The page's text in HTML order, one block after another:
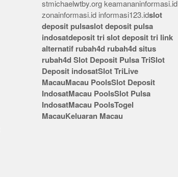
stmichaelwtby.org keamananinformasi.id
zonainformasi.id informasi123.idslot
deposit pulsaslot deposit pulsa
indosatdeposit tri slot deposit tri link
alternatif rubah4d rubah4d situs
rubah4d Slot Deposit Pulsa TriSlot
Deposit indosatSlot TriLive
MacauMacau PoolsSlot Deposit
IndosatMacau PoolsSlot Pulsa
IndosatMacau PoolsTogel
MacauKeluaran Macau